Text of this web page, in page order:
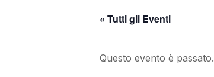
« Tutti gli Eventi
Questo evento è passato.